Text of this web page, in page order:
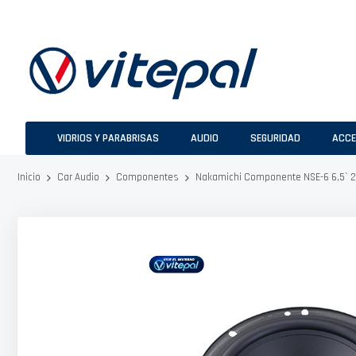
VIDRIOS Y PARABRISAS AUDIO SEGURIDAD
Inicio Car Audio Componentes Nakamichi Componente NSE-6 6,5`